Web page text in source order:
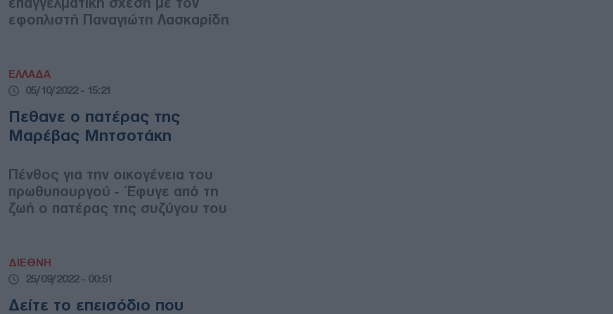
εφοπλιστή Παναγιώτη Λασκαρίδη
ΕΛΛΑΔΑ
05/10/2022 - 15:21
Πεθανε ο πατέρας της
Μαρέβας Μητσοτάκη
Πένθος για την οικογένεια του
πρωθυπουργού - Έφυγε από τη
ζωή ο πατέρας της συζύγου του
ΔΙΕΘΝΗ
25/09/2022 - 00:51
Δείτε το επεισόδιο που